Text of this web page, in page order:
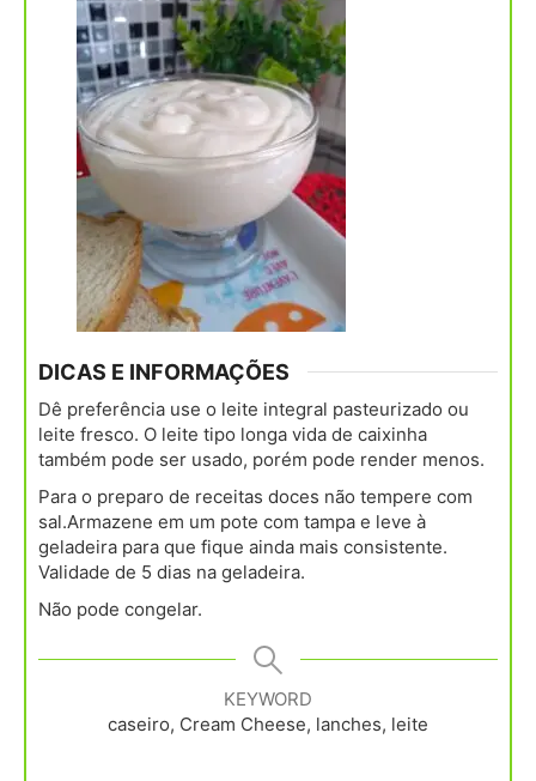
DICAS E INFORMAÇÕES
Dê preferência use o leite integral pasteurizado ou
leite fresco. O leite tipo longa vida de caixinha
também pode ser usado, porém pode render menos.
Para o preparo de receitas doces não tempere com
sal.Armazene em um pote com tampa e leve à
geladeira para que fique ainda mais consistente.
Validade de 5 dias na geladeira.
Não pode congelar.
KEYWORD
caseiro, Cream Cheese, lanches, leite